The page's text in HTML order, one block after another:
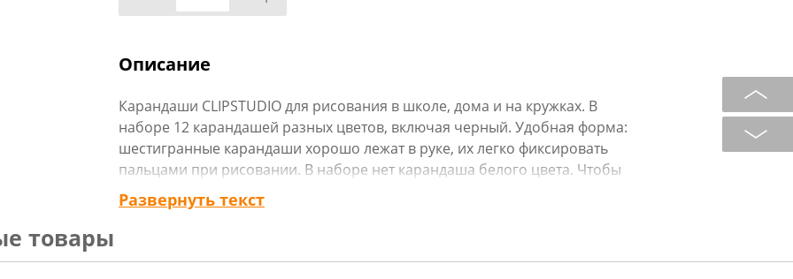
Описание
Карандаши CLIPSTUDIO для рисования в школе, дома и на кружках. В
наборе 12 карандашей разных цветов, включая черный. Удобная форма:
шестигранные карандаши хорошо лежат в руке, их легко фиксировать
пальцами при рисовании. В наборе нет карандаша белого цвета. Чтобы
купить набор, добавьте в корзину нужное количество и оформите заказ.
Развернуть текст
товары